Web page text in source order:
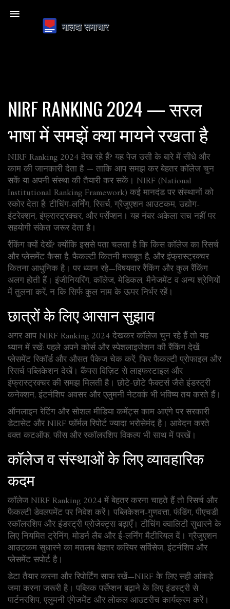
NIRF RANKING 2024 — सरल
भाषा में समझें क्या मायने रखता है
NIRF Ranking 2024 देख रहे हैं? यह पेज उसी के बारे में सीधे और
काम की जानकारी देता है — ताकि आप समझ कर बेहतर कॉलेज चुन
सकें या अपनी संस्था की तैयारी कर सकें। NIRF (National
Institutional Ranking Framework) कई मानदंड पर संस्थानों को
स्कोर देता है: टीचिंग-लर्निंग, रिसर्च, ग्रैजुएशन आउटकम, उद्योग-
इंटरेक्शन, इंफ्रास्ट्रक्चर, और पर्सेप्शन। यह नंबर अकेला सच नहीं पर
सहयोगी संकेत जरूर देता है।
रैंकिंग क्यों देखें? क्योंकि इससे पता चलता है कि किस कॉलेज का रिसर्च
और प्लेसमेंट कैसा है, फैकल्टी कितनी मजबूत है, और इंफ्रास्ट्रक्चर
कितना आधुनिक है। पर ध्यान रहे—विषयवार रैंकिंग और कुल रैंकिंग
अलग होती हैं। इंजीनियरिंग, कॉलेज, मेडिकल, मैनेजमेंट व अन्य श्रेणियों
में तुलना करें, न कि सिर्फ कुल नाम के ऊपर निर्भर रहें।
छात्रों के लिए आसान सुझाव
अगर आप NIRF Ranking 2024 देखकर कॉलेज चुन रहे हैं तो यह
ध्यान में रखें: पहले अपने कोर्स और स्पेशलाइजेशन की रैंकिंग देखें,
प्लेसमेंट रिकॉर्ड और औसत पैकेज चेक करें, फिर फैकल्टी प्रोफाइल और
रिसर्च पब्लिकेशन देखें। कैंपस विज़िट से लाइफस्टाइल और
इंफ्रास्ट्रक्चर की समझ मिलती है। छोटे-छोटे फैक्टर्स जैसे इंडस्ट्री
कनेक्शन, इंटर्नशिप अवसर और एलुमनी नेटवर्क भी भविष्य तय करते हैं।
ऑनलाइन रेटिंग और सोशल मीडिया कमेंट्स काम आएंगे पर सरकारी
डेटासेट और NIRF फॉर्मल रिपोर्ट ज्यादा भरोसेमंद है। आवेदन करते
वक्त कटऑफ, फीस और स्कॉलरशिप विकल्प भी साथ में परखें।
कॉलेज व संस्थाओं के लिए व्यावहारिक
कदम
कॉलेज NIRF Ranking 2024 में बेहतर करना चाहते हैं तो रिसर्च और
फैकल्टी डेवलपमेंट पर निवेश करें। पब्लिकेशन-गुणवत्ता, फंडिंग, पीएचडी
स्कॉलरशिप और इंडस्ट्री प्रोजेक्ट्स बढ़ाएँ। टीचिंग क्वालिटी सुधारने के
लिए नियमित ट्रेनिंग, मोडर्न लैब और ई-लर्निंग मैटीरियल दें। ग्रैजुएशन
आउटकम सुधारने का मतलब बेहतर करियर सर्विसेज, इंटर्नशिप और
प्लेसमेंट सपोर्ट है।
डेटा तैयार करना और रिपोर्टिंग साफ रखें—NIRF के लिए सही आंकड़े
जमा करना जरूरी है। पब्लिक पर्सेप्शन बढ़ाने के लिए इंडस्ट्री से
पार्टनरशिप, एलुमनी एंगेजमेंट और लोकल आउटरीच कार्यक्रम करें।